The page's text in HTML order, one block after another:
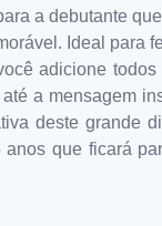
a debutante
Ideal para
adicione
a mensagem
deste grande
que ficará